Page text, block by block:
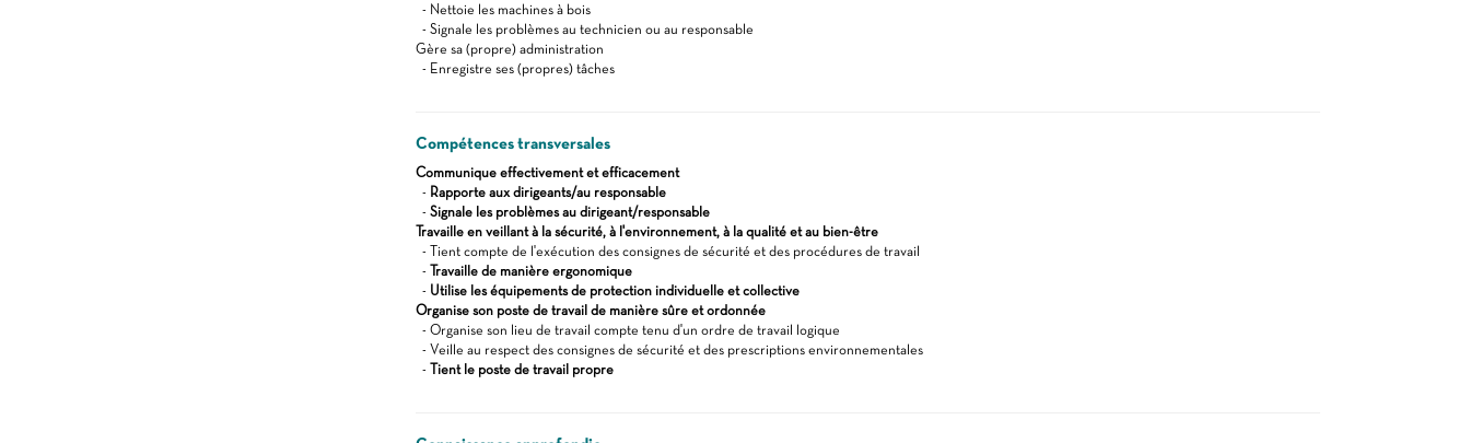
- Nettoie les machines à bois
- Signale les problèmes au technicien ou au responsable
Gère sa (propre) administration
- Enregistre ses (propres) tâches
Compétences transversales
Communique effectivement et efficacement
- Rapporte aux dirigeants/au responsable
- Signale les problèmes au dirigeant/responsable
Travaille en veillant à la sécurité, à l'environnement, à la qualité et au bien-être
- Tient compte de l'exécution des consignes de sécurité et des procédures de travail
- Travaille de manière ergonomique
- Utilise les équipements de protection individuelle et collective
Organise son poste de travail de manière sûre et ordonnée
- Organise son lieu de travail compte tenu d'un ordre de travail logique
- Veille au respect des consignes de sécurité et des prescriptions environnementales
- Tient le poste de travail propre